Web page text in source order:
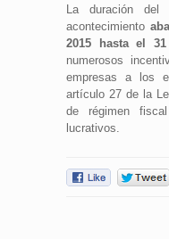
La duración
acontecimiento
2015 hasta el
numerosos
empresas a los
artículo 27 de la
de régimen
lucrativos.